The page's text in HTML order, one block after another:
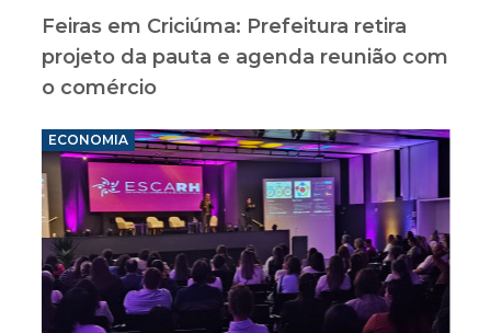
Feiras em Criciúma: Prefeitura retira
projeto da pauta e agenda reunião com
o comércio
ECONOMIA